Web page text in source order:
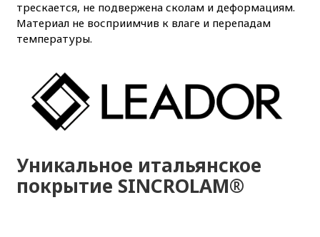
трескается, не подвержена сколам и деформациям.
Материал не восприимчив к влаге и перепадам
температуры.
Уникальное итальянское
покрытие SINCROLAM®